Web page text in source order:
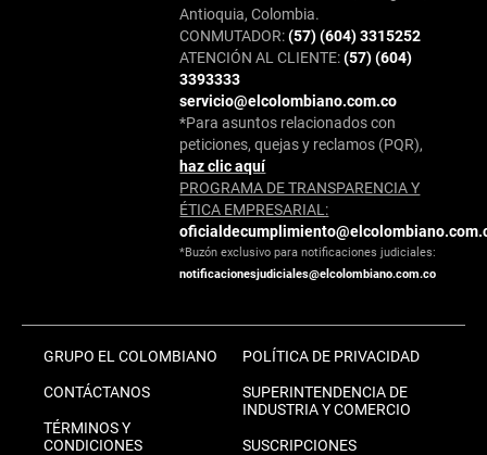
Antioquia, Colombia.
CONMUTADOR:(57) (604) 3315252
ATENCIÓN AL CLIENTE:(57) (604)
3393333
servicio@elcolombiano.com.co
*Para asuntos relacionados con
peticiones, quejas y reclamos (PQR),
haz clic aquí
PROGRAMA DE TRANSPARENCIA Y
ÉTICA EMPRESARIAL:
*Buzón exclusivo para notificaciones judiciales:
notificacionesjudiciales@elcolombiano.com.co
GRUPO EL COLOMBIANO
CONTÁCTANOS
TÉRMINOS Y
CONDICIONES
POLÍTICA DE PRIVACIDAD
SUPERINTENDENCIA DE
INDUSTRIA Y COMERCIO
SUSCRIPCIONES